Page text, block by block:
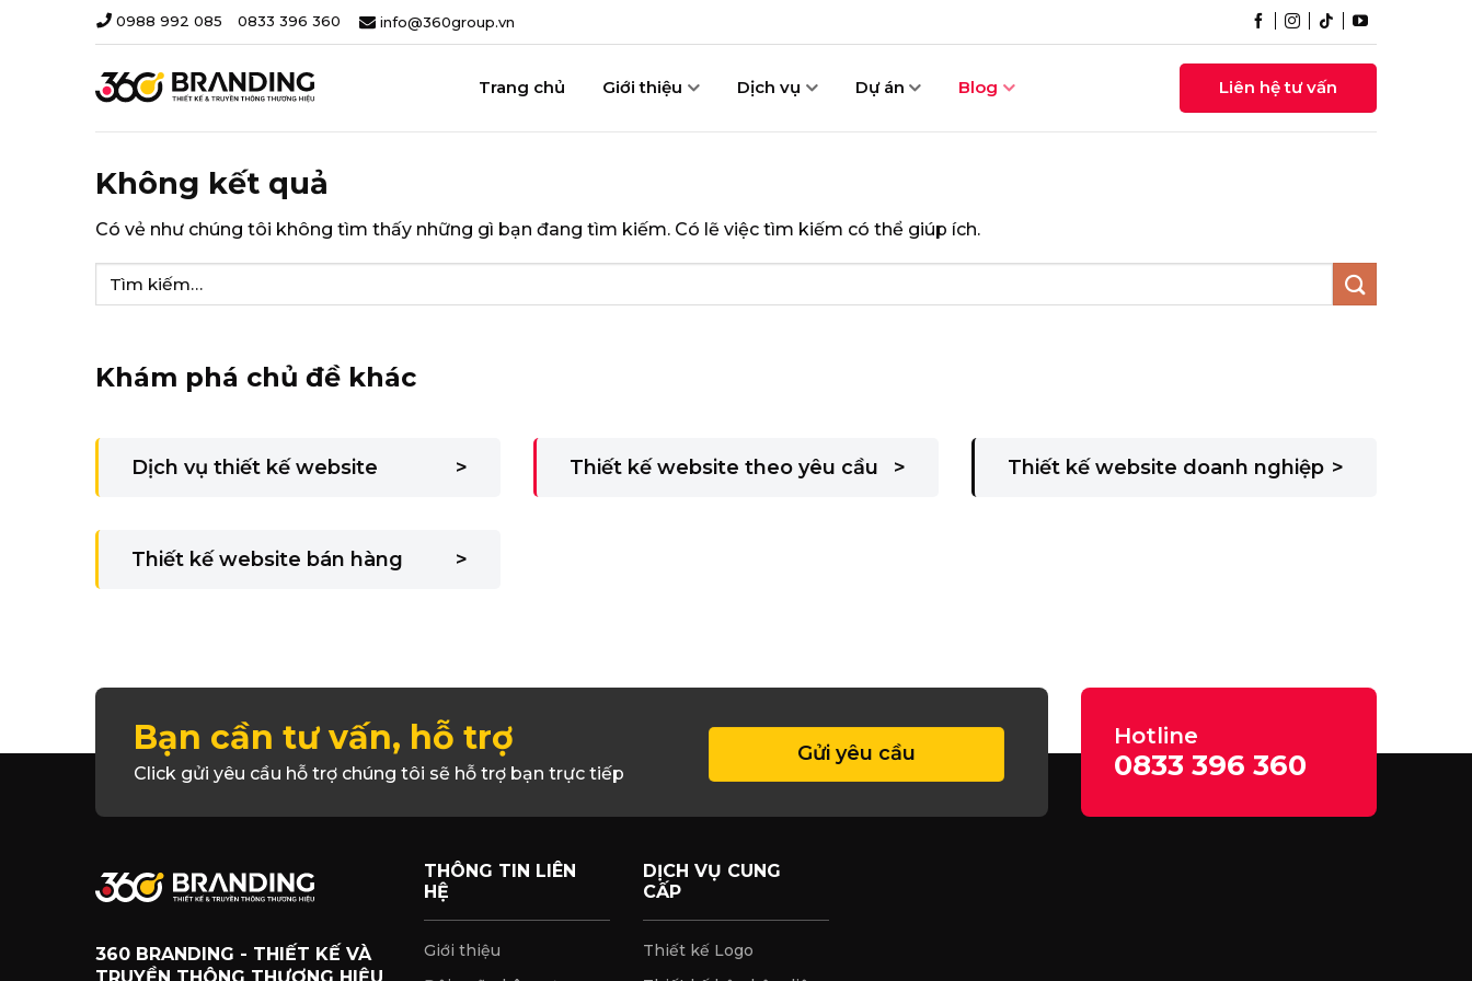
0988 992 085 0833 396 360 info@360group.vn
Trang chủ Giới thiệu Dịch vụ Dự án Blog Liên hệ tư vấn
Không kết quả
Có vẻ như chúng tôi không tìm thấy những gì bạn đang tìm kiếm. Có lẽ việc tìm kiếm có thể giúp ích.
Khám phá chủ đề khác
Dịch vụ thiết kế website > Thiết kế website theo yêu cầu > Thiết kế website doanh nghiệp >
Thiết kế website bán hàng >
Bạn cần tư vấn, hỗ trợ
Click gửi yêu cầu hỗ trợ chúng tôi sẽ hỗ trợ bạn trực tiếp
Gửi yêu cầu
Hotline
0833 396 360
360 BRANDING - THIẾT KẾ VÀ
THÔNG TIN LIÊN
HỆ
Giới thiệu
DỊCH VỤ CUNG
CẤP
Thiết kế Logo